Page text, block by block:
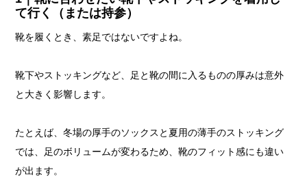
て行く（または持参）
靴を履くとき、素足ではないですよね。
靴下やストッキングなど、足と靴の間に入るものの厚みは意外
と大きく影響します。
たとえば、冬場の厚手のソックスと夏用の薄手のストッキング
では、足のボリュームが変わるため、靴のフィット感にも違い
が出ます。